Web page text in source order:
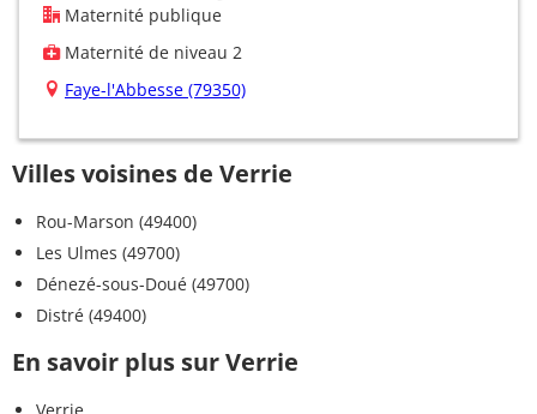
Maternité publique
Maternité de niveau 2
Faye-l'Abbesse (79350)
Villes voisines de Verrie
Rou-Marson (49400)
Les Ulmes (49700)
Dénezé-sous-Doué (49700)
Distré (49400)
En savoir plus sur Verrie
Verrie